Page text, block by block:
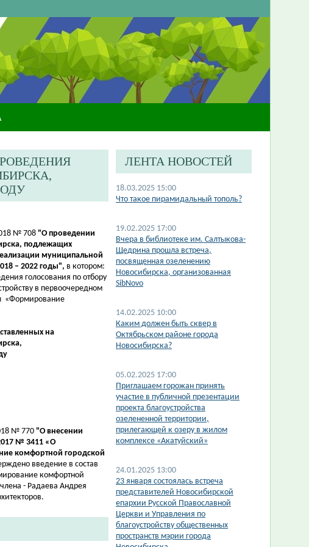
№ 708"О проведении
подлежащих
муниципальной
– 2022 годы", в котором:
голосования по отбору
в первоочередном
«Формирование
на
№ 770 "О внесении
№ 3411 «О
комфортной городской
введение в состав
комфортной
- Радаева Андрея
ЛЕНТА НОВОСТЕЙ
18.03.2025 15:00
Что такое пирамидальный тополь?
19.02.2025 17:00
Вчера в библиотеке им. Салтыкова-
Щедрина прошла встреча,
посвященная озеленению
Новосибирска, организованная
SibNovo
14.02.2025 10:00
​Каким должен быть сквер в
Октябрьском районе города
Новосибирска?
05.02.2025 17:00
​Приглашаем горожан принять
участие в публичной презентации
проекта благоустройства
озелененной территории,
прилегающей к озеру в жилом
комплексе «Акатуйский»
24.01.2025 13:00
23 января состоялась встреча
представителей Новосибирской
епархии Русской Православной
Церкви и Управления по
благоустройству общественных
пространств мэрии города